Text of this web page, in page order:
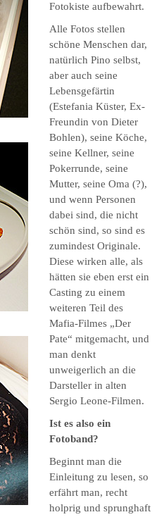
Fotokiste aufbewahrt.
Alle Fotos stellen
schöne Menschen dar,
natürlich Pino selbst,
aber auch seine
Lebensgefärtin
(Estefania Küster, Ex-
Freundin von Dieter
Bohlen), seine Köche,
seine Kellner, seine
Pokerrunde, seine
Mutter, seine Oma (?),
und wenn Personen
dabei sind, die nicht
schön sind, so sind es
zumindest Originale.
Diese wirken alle, als
hätten sie eben erst ein
Casting zu einem
weiteren Teil des
Mafia-Filmes „Der
Pate“ mitgemacht, und
man denkt
unweigerlich an die
Darsteller in alten
Sergio Leone-Filmen.
Ist es also ein
Fotoband?
Beginnt man die
Einleitung zu lesen, so
erfährt man, recht
holprig und sprunghaft